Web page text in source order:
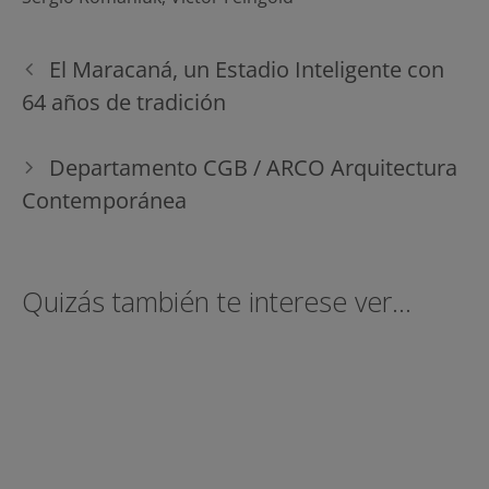
Navegación
de
entradas
El Maracaná, un Estadio Inteligente con
64 años de tradición
Departamento CGB / ARCO Arquitectura
Contemporánea
Quizás también te interese ver...